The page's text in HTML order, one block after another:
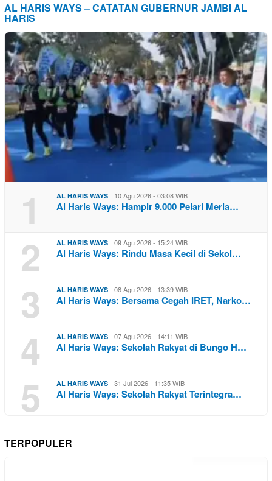
AL HARIS WAYS – CATATAN GUBERNUR JAMBI AL
HARIS
1 AL HARIS WAYS 10 Agu 2026 - 03:08 WIB
Al Haris Ways: Hampir 9.000 Pelari Meria…
2 AL HARIS WAYS 09 Agu 2026 - 15:24 WIB
Al Haris Ways: Rindu Masa Kecil di Sekol…
3 AL HARIS WAYS 08 Agu 2026 - 13:39 WIB
Al Haris Ways: Bersama Cegah IRET, Narko…
4 AL HARIS WAYS 07 Agu 2026 - 14:11 WIB
Al Haris Ways: Sekolah Rakyat di Bungo H…
5 AL HARIS WAYS 31 Jul 2026 - 11:35 WIB
Al Haris Ways: Sekolah Rakyat Terintegra…
TERPOPULER